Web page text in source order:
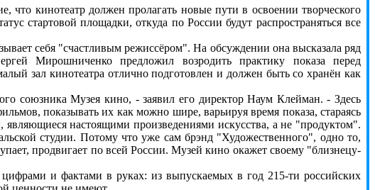
кинотеатр должен пролагать новые пути в освоении творческого
стартовой площадки, откуда по России будут распространяться все
себя "счастливым режиссёром". На обсуждении она высказала ряд
Мирошниченко предложил возродить практику показа перед
зал кинотеатра отлично подготовлен и должен быть со хранён как
союзника Музея кино, - заявил его директор Наум Клейман. - Здесь
показывать их как можно шире, варьируя время показа, стараясь
настоящими произведениями искусства, а не "продуктом".
студии. Потому что уже сам брэнд "Художественного", одно то,
продвигает по всей России. Музей кино окажет своему "близнецу-
и фактами в руках: из выпускаемых в год 215-ти российских